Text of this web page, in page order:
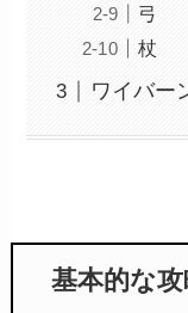
弓
杖
ワイバー
基本的な